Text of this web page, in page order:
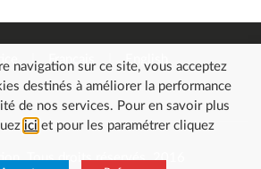
Français English
Tous droits réservés. 2016
navigation sur ce site, vous acceptez
destinés à améliorer la performance
de nos services. Pour en savoir plus
ici et pour les paramétrer cliquez